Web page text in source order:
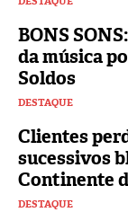
BONS
da música
Soldos
DESTAQUE
Clientes
sucessivos
Continente
DESTAQUE